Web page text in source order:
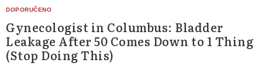
Gynecologist in Columbus: Bladder
Leakage After 50 Comes Down to 1 Thing
(Stop Doing This)